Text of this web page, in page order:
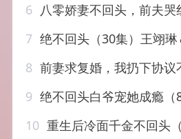
6 八零娇妻不回头，前夫哭红眼（
7 绝不回头（30集）王翊琳
8 前妻求复婚，我扔下协议不回头（
9 绝不回头白爷宠她成瘾（86
10 重生后冷面千金不回头（